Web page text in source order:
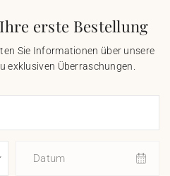
erste Bestellung
Sie Informationen über unsere
exklusiven Überraschungen.
Datum